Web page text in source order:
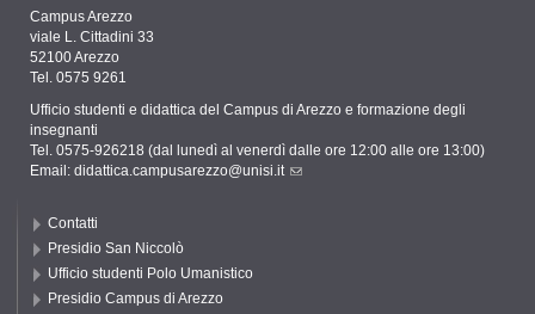
Campus Arezzo
viale L. Cittadini 33
52100 Arezzo
Tel. 0575 9261
Ufficio studenti e didattica del Campus di Arezzo e formazione degli
insegnanti
Tel. 0575-926218 (dal lunedì al venerdì dalle ore 12:00 alle ore 13:00)
Email: didattica.campusarezzo@unisi.it
Contatti
Presidio San Niccolò
Ufficio studenti Polo Umanistico
Presidio Campus di Arezzo